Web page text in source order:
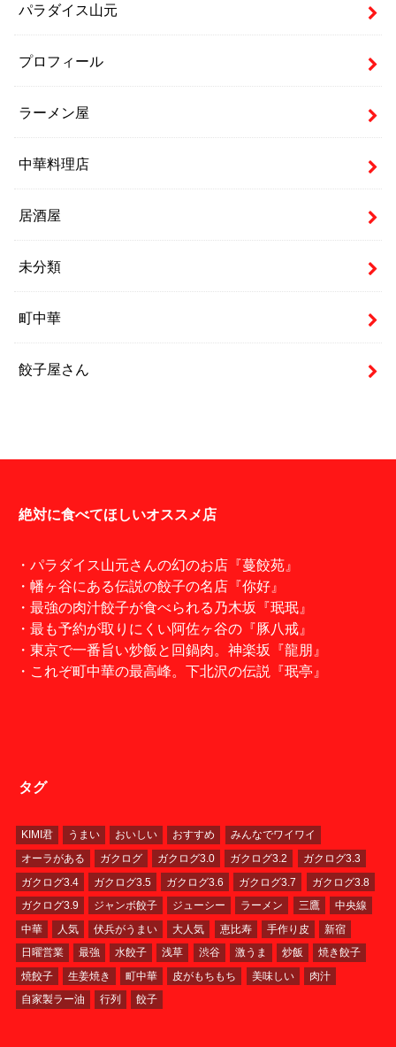
パラダイス山元
プロフィール
ラーメン屋
中華料理店
居酒屋
未分類
町中華
餃子屋さん
絶対に食べてほしいオススメ店
・パラダイス山元さんの幻のお店『蔓餃苑』
・幡ヶ谷にある伝説の餃子の名店『你好』
・最強の肉汁餃子が食べられる乃木坂『珉珉』
・最も予約が取りにくい阿佐ヶ谷の『豚八戒』
・東京で一番旨い炒飯と回鍋肉。神楽坂『龍朋』
・これぞ町中華の最高峰。下北沢の伝説『珉亭』
タグ
KIMI君 うまい おいしい おすすめ
みんなでワイワイ
オーラがある
ガクログ ガクログ3.0 ガクログ3.2
ガクログ3.3
ガクログ3.4
ガクログ3.5 ガクログ3.6 ガクログ3.7
ガクログ3.8
ガクログ3.9
ジャンボ餃子 ジューシー ラーメン 三鷹
中央線
中華
人気 伏兵がうまい 大人気 恵比寿 手作り皮
新宿
日曜営業
最強 水餃子 浅草 渋谷 激うま 炒飯
焼き餃子
焼餃子
生姜焼き 町中華 皮がもちもち 美味しい
肉汁
自家製ラー油
行列 餃子